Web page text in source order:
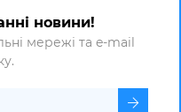
новини!
мережі та e-mail